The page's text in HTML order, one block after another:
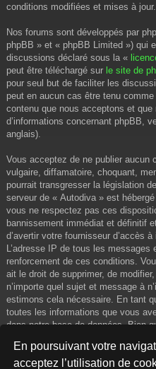
En poursuivant votre
acceptez l’utilisation de
conditions modifiées et mises à jour.
Nos forums sont développés par
phpBB » et « phpBB Limited ») qui
discussions déclaré sous la «
peut être téléchargé sur le site de
pour seul but de faciliter les
peut en aucun cas être tenu
contenu que nous acceptons et que
d’informations concernant phpBB,
anglais).
Vous acceptez de ne publier aucun
vulgaire, diffamatoire, choquant,
pourrait transgresser la législation
serveur de « Autodiva » est
vous ne respectez pas ces
bannissement immédiat et définitif
d’avertir votre fournisseur d’accès
L’adresse IP de tous les messages
renforcement de ces conditions.
ait le droit de supprimer, de
n’importe quel sujet et message à
estimons cela nécessaire. En tant
toutes les informations que vous
dans notre base de données. Bien
diffusées à une tierce partie sans
phpBB, ne pourront être tenus
de piratage informatique visant à